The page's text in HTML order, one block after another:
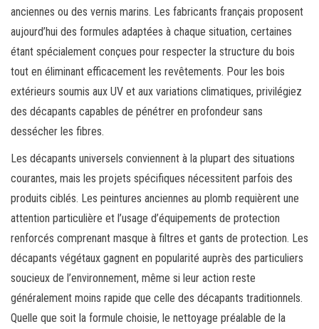
anciennes ou des vernis marins. Les fabricants français proposent
aujourd’hui des formules adaptées à chaque situation, certaines
étant spécialement conçues pour respecter la structure du bois
tout en éliminant efficacement les revêtements. Pour les bois
extérieurs soumis aux UV et aux variations climatiques, privilégiez
des décapants capables de pénétrer en profondeur sans
dessécher les fibres.
Les décapants universels conviennent à la plupart des situations
courantes, mais les projets spécifiques nécessitent parfois des
produits ciblés. Les peintures anciennes au plomb requièrent une
attention particulière et l’usage d’équipements de protection
renforcés comprenant masque à filtres et gants de protection. Les
décapants végétaux gagnent en popularité auprès des particuliers
soucieux de l’environnement, même si leur action reste
généralement moins rapide que celle des décapants traditionnels.
Quelle que soit la formule choisie, le nettoyage préalable de la